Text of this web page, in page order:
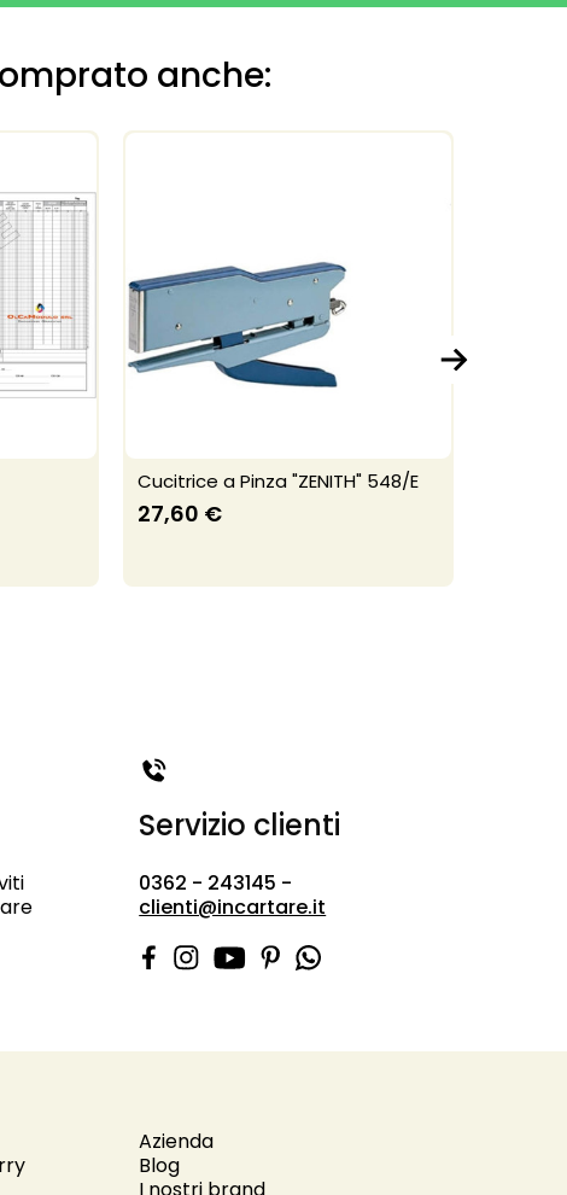
anche:
Cucitrice a Pinza "ZENITH" 548/E
27,60 €
Servizio clienti
0362 - 243145 -
clienti@incartare.it
Azienda
Blog
I nostri brand